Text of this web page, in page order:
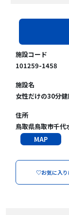
施設コード
101259-1458
施設名
女性だけの30分
住所
鳥取県鳥取市千代
MAP
♡お気に入り